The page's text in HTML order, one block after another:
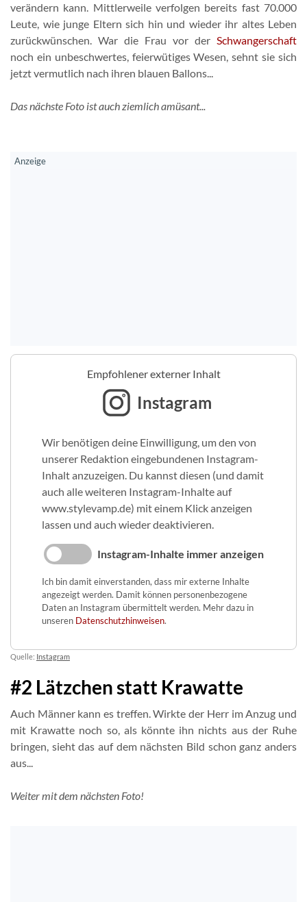
verändern kann. Mittlerweile verfolgen bereits fast 70.000
Leute, wie junge Eltern sich hin und wieder ihr altes Leben
zurückwünschen. War die Frau vor der Schwangerschaft
noch ein unbeschwertes, feierwütiges Wesen, sehnt sie sich
jetzt vermutlich nach ihren blauen Ballons...
Das nächste Foto ist auch ziemlich amüsant...
Empfohlener externer Inhalt
Instagram
Wir benötigen deine Einwilligung, um den von
unserer Redaktion eingebundenen Instagram-
Inhalt anzuzeigen. Du kannst diesen (und damit
auch alle weiteren Instagram-Inhalte auf
www.stylevamp.de) mit einem Klick anzeigen
lassen und auch wieder deaktivieren.
Instagram-Inhalte immer anzeigen
Ich bin damit einverstanden, dass mir externe Inhalte
angezeigt werden. Damit können personenbezogene
Daten an Instagram übermittelt werden. Mehr dazu in
unseren Datenschutzhinweisen.
Quelle: Instagram
#2 Lätzchen statt Krawatte
Auch Männer kann es treffen. Wirkte der Herr im Anzug und
mit Krawatte noch so, als könnte ihn nichts aus der Ruhe
bringen, sieht das auf dem nächsten Bild schon ganz anders
aus...
Weiter mit dem nächsten Foto!